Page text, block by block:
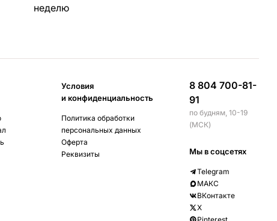
неделю
Условия
и конфиденциальность
Политика обработки
персональных данных
Оферта
Реквизиты
8 804 700-81-
91
по будням, 10-19
(МСК)
Мы в соцсетях
Telegram
МАКС
ВКонтакте
X